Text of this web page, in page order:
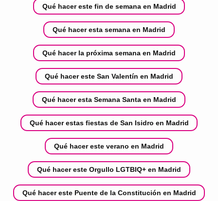
Qué hacer este fin de semana en Madrid
Qué hacer esta semana en Madrid
Qué hacer la próxima semana en Madrid
Qué hacer este San Valentín en Madrid
Qué hacer esta Semana Santa en Madrid
Qué hacer estas fiestas de San Isidro en Madrid
Qué hacer este verano en Madrid
Qué hacer este Orgullo LGTBIQ+ en Madrid
Qué hacer este Puente de la Constitución en Madrid